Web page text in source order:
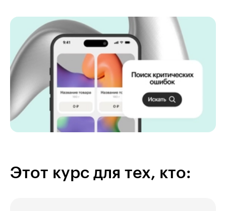
Этот курс для тех, кто: